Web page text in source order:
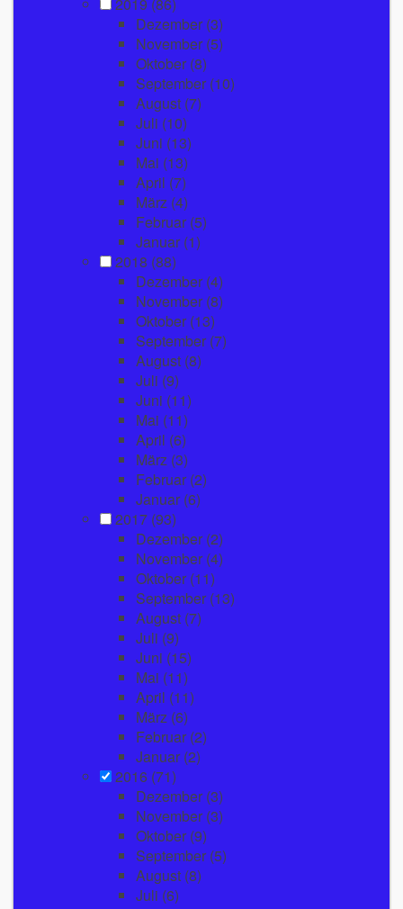
Dezember (3)
November (5)
Oktober (8)
September (10)
August (7)
Juli (10)
Juni (13)
Mai (13)
April (7)
März (4)
Februar (5)
Januar (1)
2018 (88)
Dezember (4)
November (8)
Oktober (13)
September (7)
August (8)
Juli (9)
Juni (11)
Mai (11)
April (6)
März (3)
Februar (2)
Januar (6)
2017 (93)
Dezember (2)
November (4)
Oktober (11)
September (13)
August (7)
Juli (9)
Juni (15)
Mai (11)
April (11)
März (6)
Februar (2)
Januar (2)
2016 (71)
Dezember (3)
November (3)
Oktober (9)
September (5)
August (8)
Juli (6)